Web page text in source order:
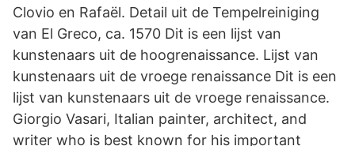
Clovio en Rafaël. Detail uit de Tempelreiniging
van El Greco, ca. 1570 Dit is een lijst van
kunstenaars uit de hoogrenaissance. Lijst van
kunstenaars uit de vroege renaissance Dit is een
lijst van kunstenaars uit de vroege renaissance.
Giorgio Vasari, Italian painter, architect, and
writer who is best known for his important